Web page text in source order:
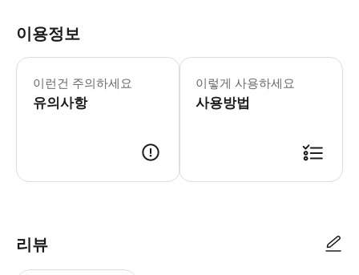
이용정보
이런건 주의하세요
유의사항
화요일-일요일: 09:00-16:30 입장 마
* 대만 유일, 세계에서 두 곳뿐인 버
이렇게 사용하세요
사용방법
리뷰